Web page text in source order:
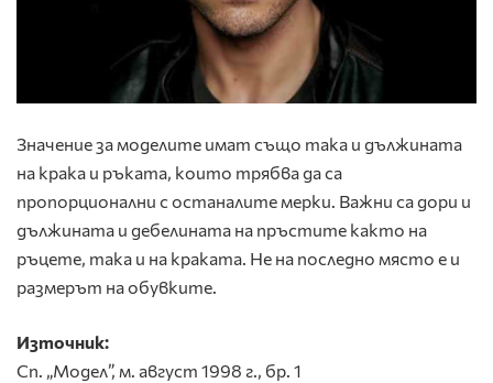
Значение за моделите имат също така и дължината
на крака и ръката, които трябва да са
пропорционални с останалите мерки. Важни са дори и
дължината и дебелината на пръстите както на
ръцете, така и на краката. Не на последно място е и
размерът на обувките.
Източник:
Сп. „Модел”, м. август 1998 г., бр. 1